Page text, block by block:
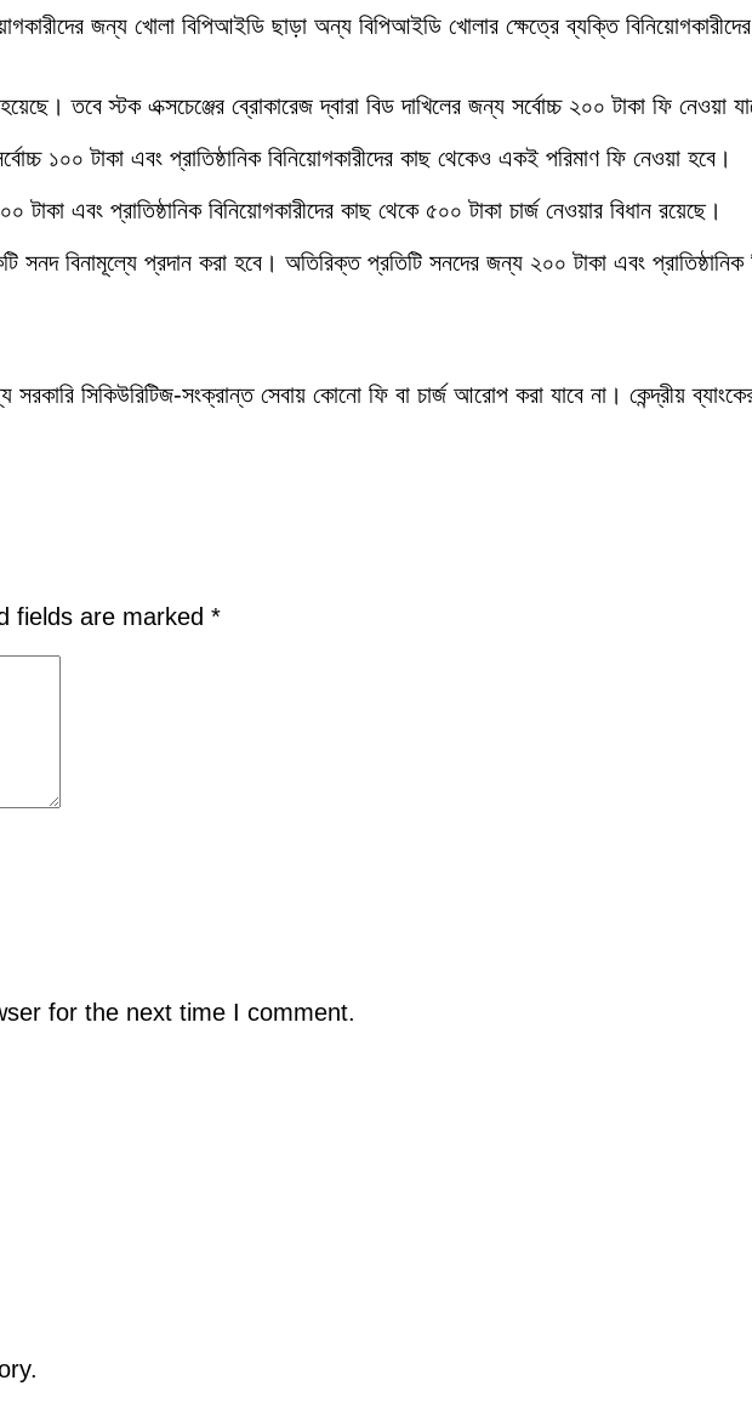
জন্য খোলা বিপিআইডি ছাড়া অন্য বিপিআইডি খোলার ক্ষেত্রে ব্যক্তি
তবে স্টক এক্সচেঞ্জের ব্রোকারেজ দ্বারা বিড দাখিলের জন্য সর্বোচ্চ ২০০ টাকা ফি নেওয়া
১০০ টাকা এবং প্রাতিষ্ঠানিক বিনিয়োগকারীদের কাছ থেকেও একই পরিমাণ ফি নেওয়া হবে।
এবং প্রাতিষ্ঠানিক বিনিয়োগকারীদের কাছ থেকে ৫০০ টাকা চার্জ নেওয়ার বিধান রয়েছে।
বিনামূল্যে প্রদান করা হবে। অতিরিক্ত প্রতিটি সনদের জন্য ২০০ টাকা এবং প্রাতিষ্ঠানিক
সিকিউরিটিজ-সংক্রান্ত সেবায় কোনো ফি বা চার্জ আরোপ করা যাবে না। কেন্দ্রীয়
fields are marked *
for the next time I comment.